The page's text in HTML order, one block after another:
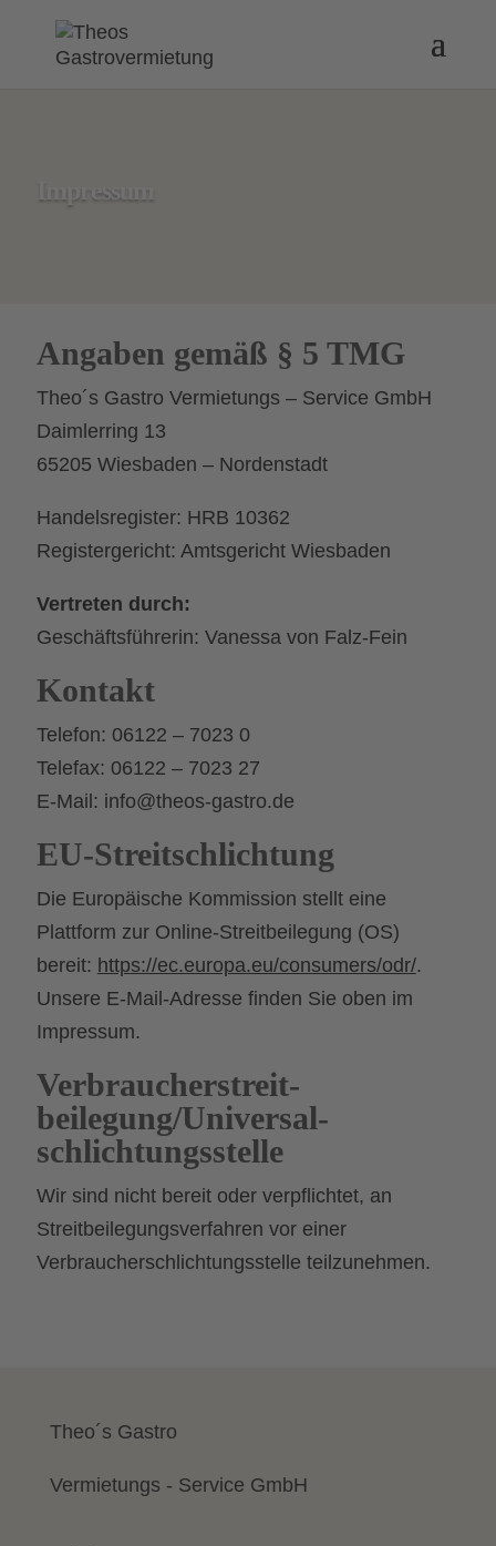
Impressum
Angaben gemäß § 5 TMG
Theo´s Gastro Vermietungs – Service GmbH
Daimlerring 13
65205 Wiesbaden – Nordenstadt
Handelsregister: HRB 10362
Registergericht: Amtsgericht Wiesbaden
Vertreten durch:
Geschäftsführerin: Vanessa von Falz-Fein
Kontakt
Telefon: 06122 – 7023 0
Telefax: 06122 – 7023 27
E-Mail: info@theos-gastro.de
EU-Streitschlichtung
Die Europäische Kommission stellt eine
Plattform zur Online-Streitbeilegung (OS)
bereit: https://ec.europa.eu/consumers/odr/.
Unsere E-Mail-Adresse finden Sie oben im
Impressum.
Verbraucher­streit­
beilegung/Universal­
schlichtungs­stelle
Wir sind nicht bereit oder verpflichtet, an
Streitbeilegungsverfahren vor einer
Verbraucherschlichtungsstelle teilzunehmen.
Theo´s Gastro
Vermietungs - Service GmbH